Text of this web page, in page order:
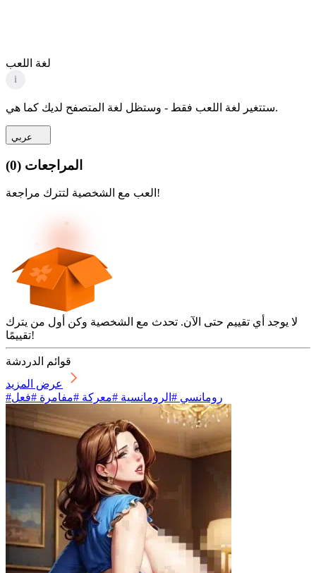
لغة اللعب
i
ستتغير لغة اللعب فقط - وستظل لغة المتصفح لديك كما هي.
عربي
المراجعات (
0
)
العب مع الشخصية لتترك مراجعة!
لا يوجد أي تقييم حتى الآن. تحدث مع الشخصية وكن أول من يترك
تقييمًا!
قوائم الدردشة
عرض المزيد
#رومانسي #الرومانسية #معركة #مفامرة #فعل